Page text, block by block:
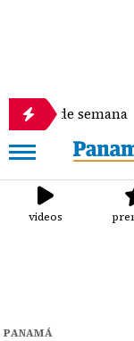
semana
videos
PANAMÁ